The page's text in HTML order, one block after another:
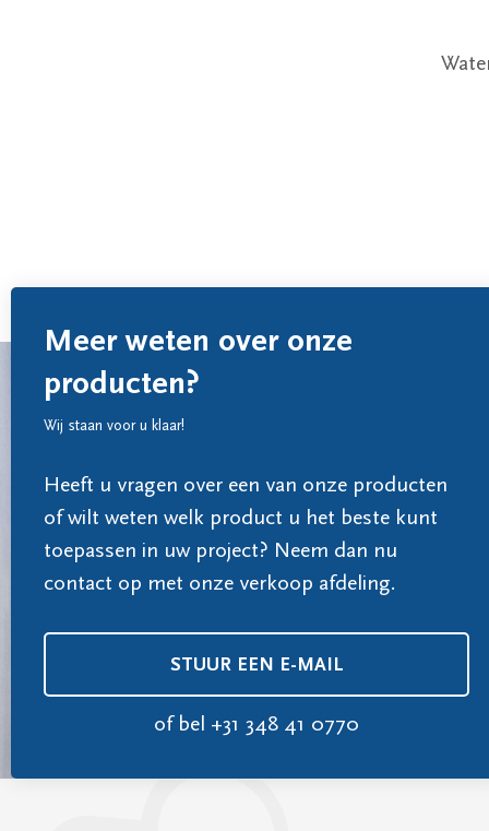
Meer weten over onze
producten?
Wij staan voor u klaar!
Heeft u vragen over een van onze producten
of wilt weten welk product u het beste kunt
toepassen in uw project? Neem dan nu
contact op met onze verkoop afdeling.
STUUR EEN E-MAIL
of bel +31 348 41 0770